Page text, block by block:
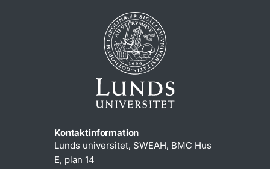
Kontaktinformation
Lunds universitet, SWEAH, BMC Hus
E, plan 14